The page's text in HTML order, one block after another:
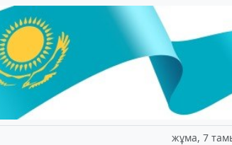
жұма, 7